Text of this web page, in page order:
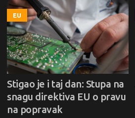
EU
Stigao je i taj dan: Stupa na
snagu direktiva EU o pravu
na popravak